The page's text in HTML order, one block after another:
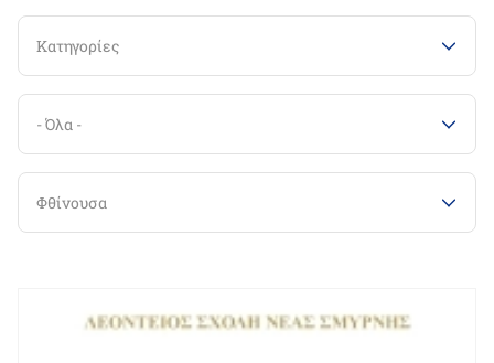
Κατηγορίες
- Όλα -
Φθίνουσα